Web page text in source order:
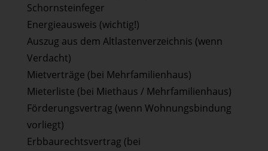
Schornsteinfeger
Energieausweis (wichtig!)
Auszug aus dem Altlastenverzeichnis (wenn
Verdacht)
Mietverträge (bei Mehrfamilienhaus)
Mieterliste (bei Miethaus / Mehrfamilienhaus)
Förderungsvertrag (wenn Wohnungsbindung
vorliegt)
Erbbaurechtsvertrag (bei